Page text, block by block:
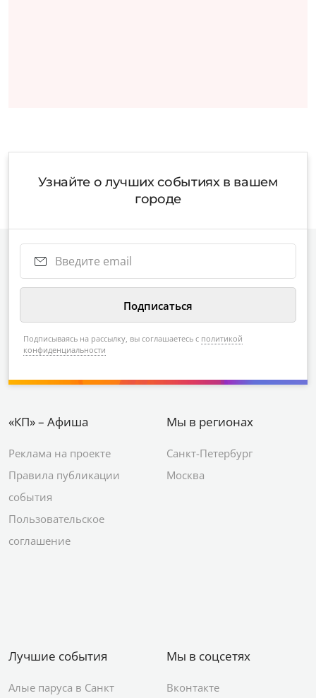
Узнайте о лучших событиях в вашем
городе
Подписываясь на рассылку, вы соглашаетесь с политикой
конфиденциальности
«КП» – Афиша
Реклама на проекте
Правила публикации
события
Пользовательское
соглашение
Мы в регионах
Санкт-Петербург
Москва
Лучшие события
Алые паруса в Санкт
Мы в соцсетях
Вконтакте